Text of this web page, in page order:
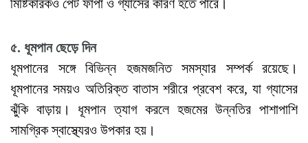
মিষ্টিকারকও পেট ফাঁপা ও গ্যাসের কারণ হতে পারে।
৫. ধূমপান ছেড়ে দিন
ধূমপানের সঙ্গে বিভিন্ন হজমজনিত সমস্যার সম্পর্ক রয়েছে।
ধূমপানের সময়ও অতিরিক্ত বাতাস শরীরে প্রবেশ করে, যা গ্যাসের
ঝুঁকি বাড়ায়। ধূমপান ত্যাগ করলে হজমের উন্নতির পাশাপাশি
সামগ্রিক স্বাস্থ্যেরও উপকার হয়।